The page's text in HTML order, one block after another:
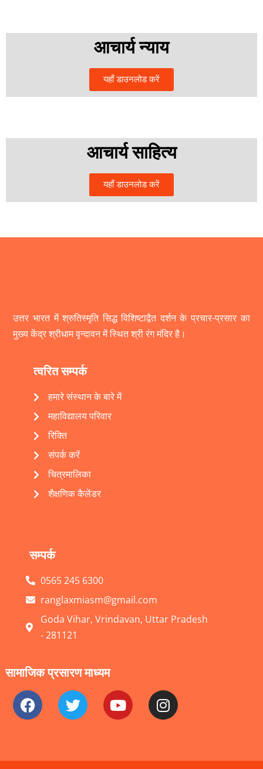
आचार्य न्याय
यहाँ डाउनलोड करें
आचार्य साहित्य
यहाँ डाउनलोड करें
उत्तर भारत में श्रुतिस्मृति सिद्ध विशिष्टाद्वैत दर्शन के प्रचार-प्रसार का
मुख्य केंद्र श्रीधाम वृन्दावन में स्थित श्री रंग मंदिर है।
त्वरित सम्पर्क
हमारे संस्थान के बारे में
महाविद्यालय परिवार
रिक्ति
संपर्क करें
चित्रमालिका
शैक्षणिक कैलेंडर
सम्पर्क
0565 245 6300
ranglaxmiasm@gmail.com
Goda Vihar, Vrindavan, Uttar Pradesh
- 281121
सामाजिक प्रसारण माध्यम